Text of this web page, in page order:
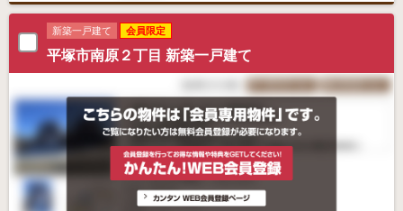
新築一戸建て 会員限定
平塚市南原２丁目 新築一戸建て